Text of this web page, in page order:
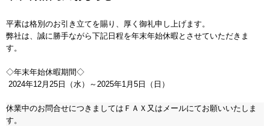
平素は格別のお引き立てを賜り、厚く御礼申し上げます。
弊社は、誠に勝手ながら下記日程を年末年始休暇とさせていただきま
す。
◇年末年始休暇期間◇
2024年12月25日（水）～2025年1月5日（日）
休業中のお問合せにつきましてはＦＡＸ又はメールにてお願いいたしま
す。